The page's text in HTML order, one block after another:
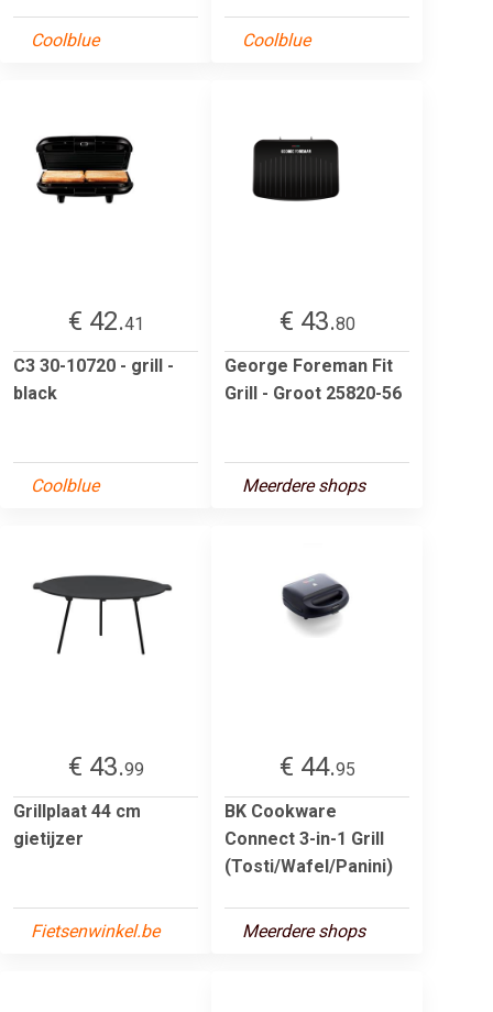
Coolblue Coolblue
€ 42.41
C3 30-10720 - grill -
black
Coolblue
€ 43.80
George Foreman Fit
Grill - Groot 25820-56
Meerdere shops
€ 43.99
Grillplaat 44 cm
gietijzer
Fietsenwinkel.be
€ 44.95
BK Cookware
Connect 3-in-1 Grill
(Tosti/Wafel/Panini)
Meerdere shops